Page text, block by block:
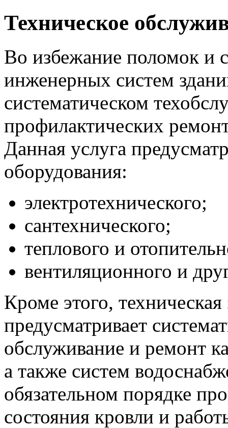
Техническое
Во избежание поломок и
инженерных систем
систематическом
профилактических
Данная услуга
оборудования:
электротехнического;
сантехнического;
теплового и
вентиляционного и
Кроме этого,
предусматривает
обслуживание и ремонт
а также систем
обязательном порядке
состояния кровли и